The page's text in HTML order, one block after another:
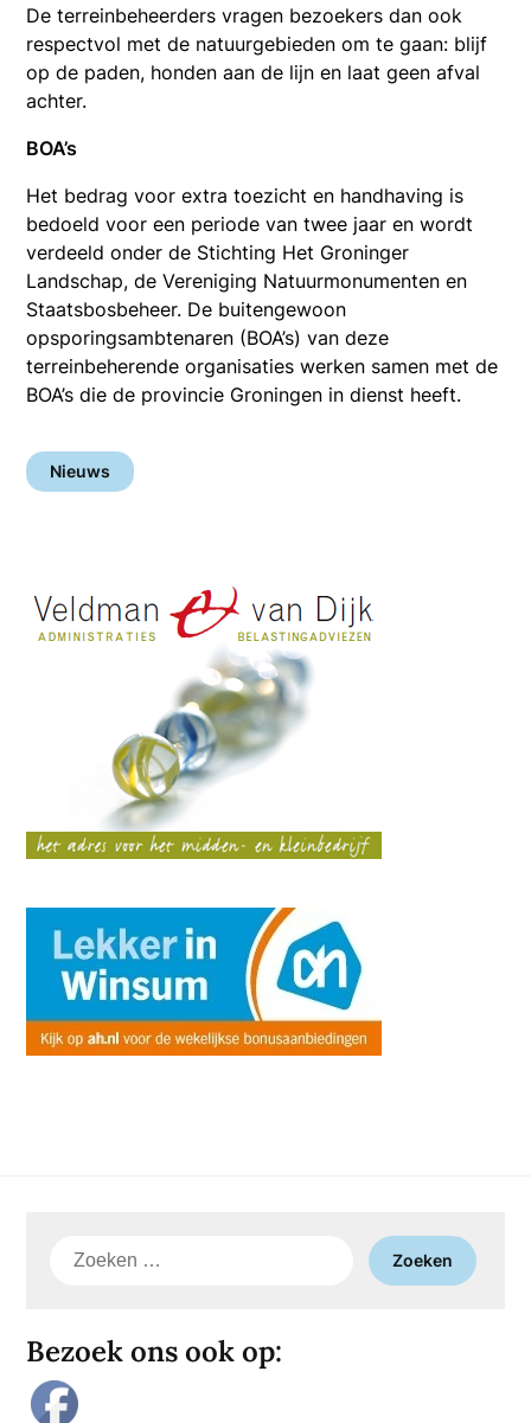
De terreinbeheerders vragen bezoekers dan ook
respectvol met de natuurgebieden om te gaan: blijf
op de paden, honden aan de lijn en laat geen afval
achter.
BOA’s
Het bedrag voor extra toezicht en handhaving is
bedoeld voor een periode van twee jaar en wordt
verdeeld onder de Stichting Het Groninger
Landschap, de Vereniging Natuurmonumenten en
Staatsbosbeheer. De buitengewoon
opsporingsambtenaren (BOA’s) van deze
terreinbeherende organisaties werken samen met de
BOA’s die de provincie Groningen in dienst heeft.
Nieuws
Zoeken
Bezoek ons ook op: